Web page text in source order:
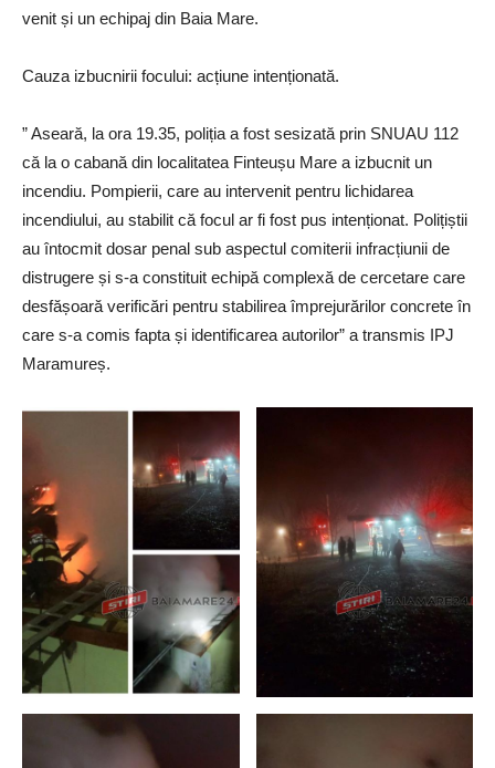
venit și un echipaj din Baia Mare.
Cauza izbucnirii focului: acțiune intenționată.
” Aseară, la ora 19.35, poliția a fost sesizată prin SNUAU 112
că la o cabană din localitatea Finteușu Mare a izbucnit un
incendiu. Pompierii, care au intervenit pentru lichidarea
incendiului, au stabilit că focul ar fi fost pus intenționat. Polițiștii
au întocmit dosar penal sub aspectul comiterii infracțiunii de
distrugere și s-a constituit echipă complexă de cercetare care
desfășoară verificări pentru stabilirea împrejurărilor concrete în
care s-a comis fapta și identificarea autorilor” a transmis IPJ
Maramureș.